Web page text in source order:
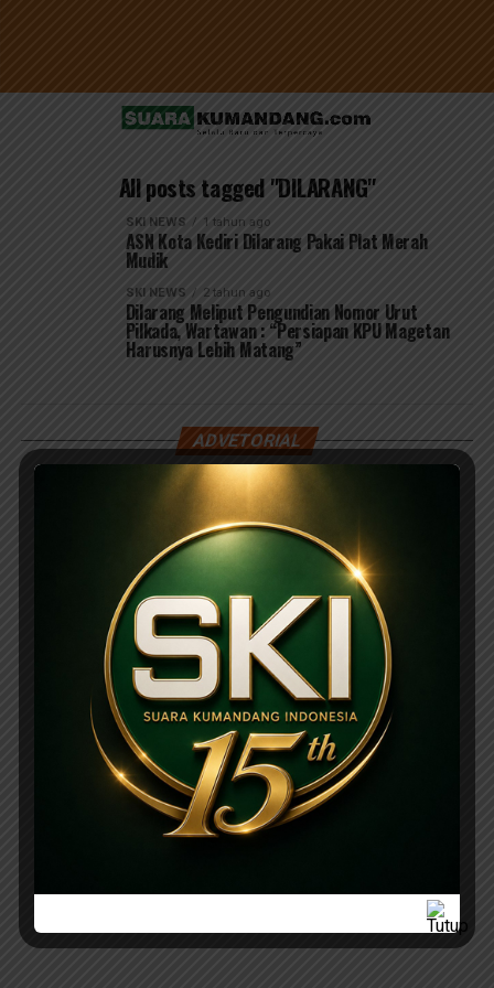
All posts tagged "DILARANG"
SKI NEWS 1 tahun ago
ASN Kota Kediri Dilarang Pakai Plat Merah
Mudik
SKI NEWS 2 tahun ago
Dilarang Meliput Pengundian Nomor Urut
Pilkada, Wartawan : “Persiapan KPU Magetan
Harusnya Lebih Matang”
ADVETORIAL